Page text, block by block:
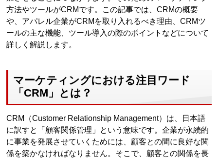
方法やツールがCRMです。この記事では、CRMの概要
や、アパレル企業がCRMを取り入れるべき理由、CRMツ
ールの主な機能、ツール導入の際のポイントなどについて
詳しく解説します。
マーケティングにおける注目ワード
「CRM」とは？
CRM（Customer Relationship Management）は、日本語
に訳すと「顧客関係管理」という意味です。企業が永続的
に事業を発展させていくためには、顧客との間に良好な関
係を築かなければなりません。そこで、顧客との関係を長